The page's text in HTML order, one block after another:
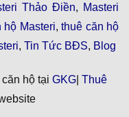
Thảo Điền, Masteri
hộ Masteri, thuê căn hộ
, Tin Tức BĐS, Blog
hộ tại GKG Thuê